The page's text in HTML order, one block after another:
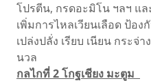
โปรตีน, กรดอะมิโน ฯลฯ แ
เพิ่มการไหลเวียนเลือด ป้อ
เปล่งปลั่ง เรียบ เนียน กระจ่
นวล
กลไกที่ 2 โกฐเชียง มะตูม